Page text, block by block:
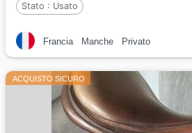
Stato : Usato
Francia Manche Privato
ACQUISTO SICURO